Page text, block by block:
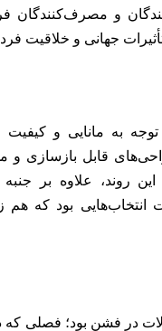
و مصرف‌کنندگان
جهانی و خلاقیت
به مانایی و
قابل بازسازی و
روند، علاوه بر
بود که هم
در فشن بود؛ فصلی